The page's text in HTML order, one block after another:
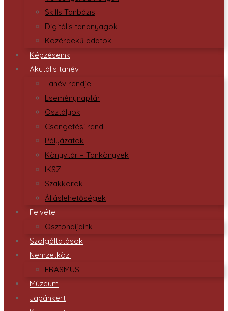
Skills Tanbázis
Digitális tananyagok
Közérdekű adatok
Képzéseink
Akutális tanév
Tanév rendje
Eseménynaptár
Osztályok
Csengetési rend
Pályázatok
Könyvtár – Tankönyvek
IKSZ
Szakkörök
Álláslehetőségek
Felvételi
Ösztöndíjaink
Szolgáltatások
Nemzetközi
ERASMUS
Múzeum
Japánkert